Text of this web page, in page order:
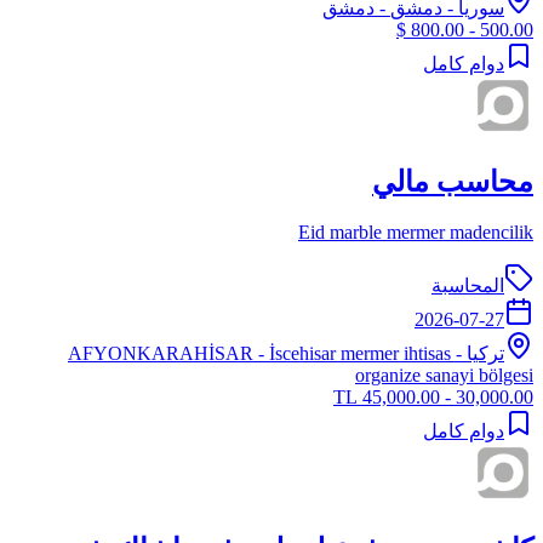
سوريا - دمشق - دمشق
500.00 - 800.00 $
دوام كامل
محاسب مالي
Eid marble mermer madencilik
المحاسبة
2026-07-27
تركيا -
AFYONKARAHİSAR - İscehisar mermer ihtisas
organize sanayi bölgesi
30,000.00 - 45,000.00 TL
دوام كامل